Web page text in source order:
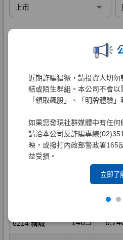
近期詐騙猖獗，請投資人切
結或陌生群組。本公司不會
「領取飆股」、「明牌體驗」
如果您發現社群媒體中有任何
請洽本公司反詐騙專線
映，或撥打內政部警政署165
益受損。
立即了